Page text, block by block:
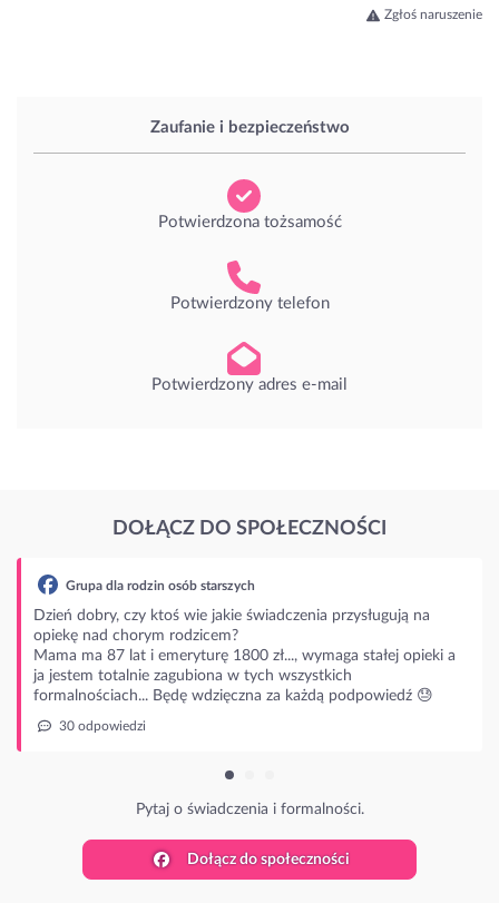
Zaufanie i bezpieczeństwo
Potwierdzona tożsamość
Potwierdzony telefon
Potwierdzony adres e-mail
Zgłoś naruszenie
DOŁĄCZ DO SPOŁECZNOŚCI
starszych
wie jakie świadczenia przysługują na
1800 zł..., wymaga stałej opieki a
w tych wszystkich
wdzięczna za każdą podpowiedź 😓
o świadczenia i formalności.
Dołącz do społeczności